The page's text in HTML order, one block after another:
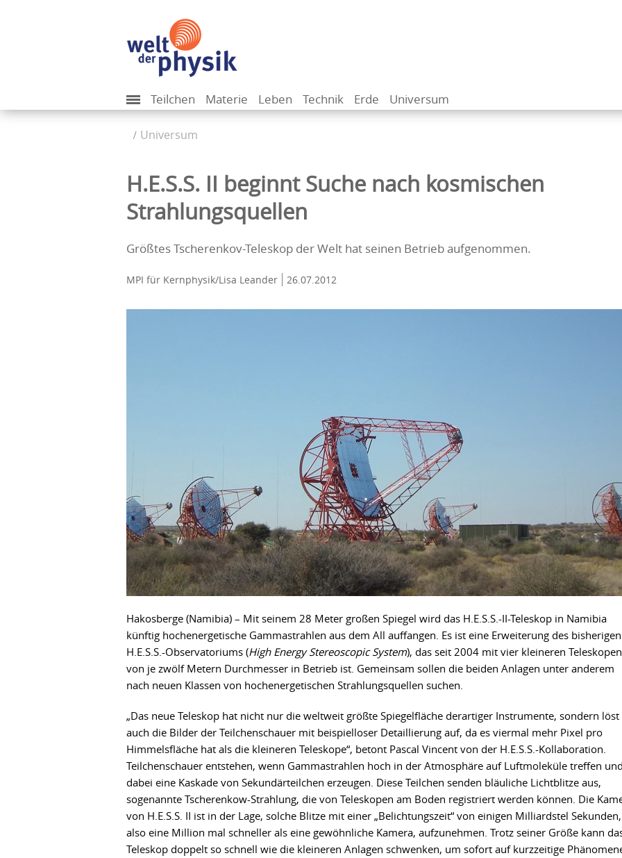
Teilchen Materie Leben Technik Erde Universum
Universum
H.E.S.S. II beginnt Suche nach kosmischen
Strahlungsquellen
Größtes Tscherenkov-Teleskop der Welt hat seinen Betrieb aufgenommen.
MPI für Kernphysik/Lisa Leander 26.07.2012
Hakosberge (Namibia) – Mit seinem 28 Meter großen Spiegel wird das H.E.S.S.-II-Teleskop in Namibia
künftig hochenergetische Gammastrahlen aus dem All auffangen. Es ist eine Erweiterung des bisherigen
H.E.S.S.-Observatoriums (High Energy Stereoscopic System), das seit 2004 mit vier kleineren Teleskopen
von je zwölf Metern Durchmesser in Betrieb ist. Gemeinsam sollen die beiden Anlagen unter anderem
nach neuen Klassen von hochenergetischen Strahlungsquellen suchen.
„Das neue Teleskop hat nicht nur die weltweit größte Spiegelfläche derartiger Instrumente, sondern löst
auch die Bilder der Teilchenschauer mit beispielloser Detaillierung auf, da es viermal mehr Pixel pro
Himmelsfläche hat als die kleineren Teleskope“, betont Pascal Vincent von der H.E.S.S.-Kollaboration.
Teilchenschauer entstehen, wenn Gammastrahlen hoch in der Atmosphäre auf Luftmoleküle treffen und
dabei eine Kaskade von Sekundärteilchen erzeugen. Diese Teilchen senden bläuliche Lichtblitze aus,
sogenannte Tscherenkow-Strahlung, die von Teleskopen am Boden registriert werden können. Die
von H.E.S.S. II ist in der Lage, solche Blitze mit einer „Belichtungszeit“ von einigen Milliardstel Sekunden,
also eine Million mal schneller als eine gewöhnliche Kamera, aufzunehmen. Trotz seiner Größe kann
Teleskop doppelt so schnell wie die kleineren Anlagen schwenken, um sofort auf kurzzeitige